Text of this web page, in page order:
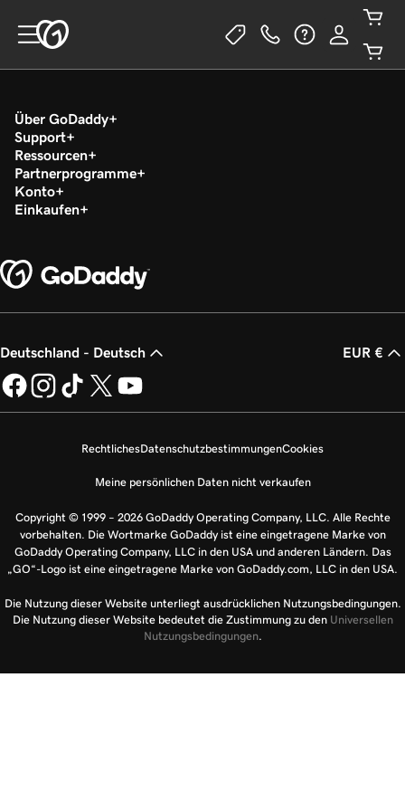
Über GoDaddy
Support
Ressourcen
Partnerprogramme
Konto
Einkaufen
Deutschland - Deutsch EUR €
RechtlichesDatenschutzbestimmungenCookies
Meine persönlichen Daten nicht verkaufen
Copyright © 1999 – 2026 GoDaddy Operating Company, LLC. Alle Rechte
vorbehalten. Die Wortmarke GoDaddy ist eine eingetragene Marke von
GoDaddy Operating Company, LLC in den USA und anderen Ländern. Das
„GO“-Logo ist eine eingetragene Marke von GoDaddy.com, LLC in den USA.
Die Nutzung dieser Website unterliegt ausdrücklichen Nutzungsbedingungen.
Die Nutzung dieser Website bedeutet die Zustimmung zu den Universellen
Nutzungsbedingungen.